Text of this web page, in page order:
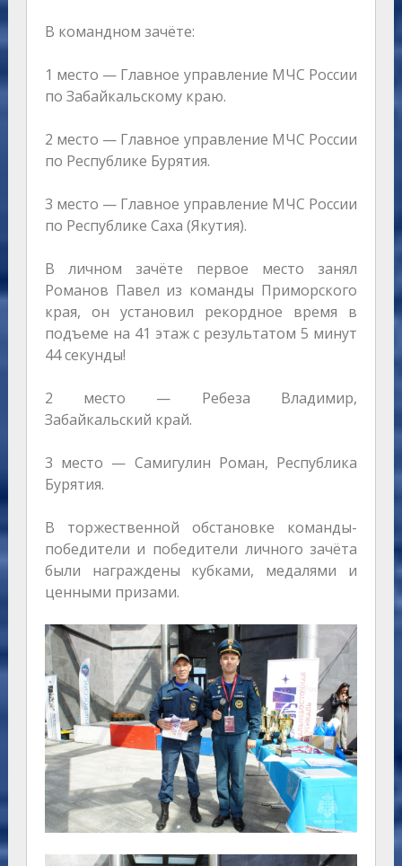
В командном зачёте:
1 место — Главное управление МЧС России
по Забайкальскому краю.
2 место — Главное управление МЧС России
по Республике Бурятия.
3 место — Главное управление МЧС России
по Республике Саха (Якутия).
В личном зачёте первое место занял
Романов Павел из команды Приморского
края, он установил рекордное время в
подъеме на 41 этаж с результатом 5 минут
44 секунды!
2 место — Ребеза Владимир,
Забайкальский край.
3 место — Самигулин Роман, Республика
Бурятия.
В торжественной обстановке команды-
победители и победители личного зачёта
были награждены кубками, медалями и
ценными призами.